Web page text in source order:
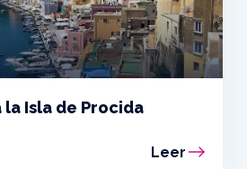
Isla de Procida
Leer